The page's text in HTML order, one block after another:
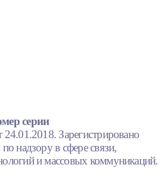
серии
Зарегистрировано
надзору в сфере связи,
и массовых коммуникаций.